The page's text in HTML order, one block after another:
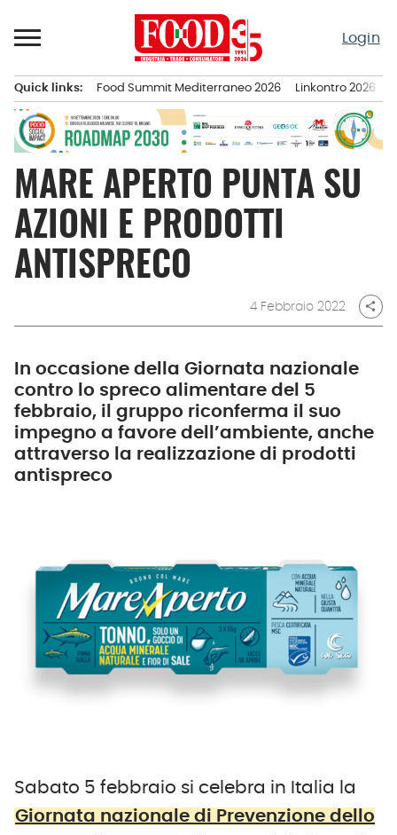
al
Login
principale
Quick links: Food Summit Mediterraneo 2026 Linkontro 2026
MARE APERTO PUNTA SU
AZIONI E PRODOTTI
ANTISPRECO
4 Febbraio 2022 share
In occasione della Giornata nazionale
contro lo spreco alimentare del 5
febbraio, il gruppo riconferma il suo
impegno a favore dell’ambiente, anche
attraverso la realizzazione di prodotti
antispreco
Sabato 5 febbraio si celebra in Italia la
Giornata nazionale di Prevenzione dello